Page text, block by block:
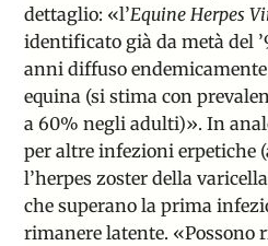
dettaglio: «l’Equine Herpes
identificato già da metà del
anni diffuso
equina (si stima con
a 60% negli adulti)». In
per altre infezioni erpetiche
l’herpes zoster della
che superano la prima
rimanere latente. «Possono